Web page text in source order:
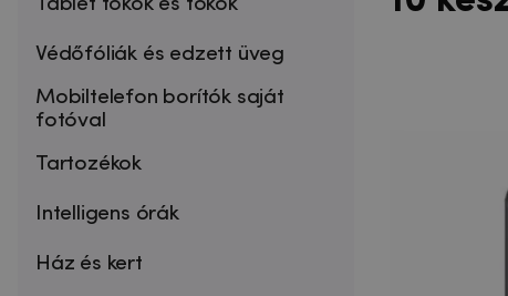
Védőfóliák és edzett üveg
Mobiltelefon borítók saját
fotóval
Tartozékok
Intelligens órák
Ház és kert